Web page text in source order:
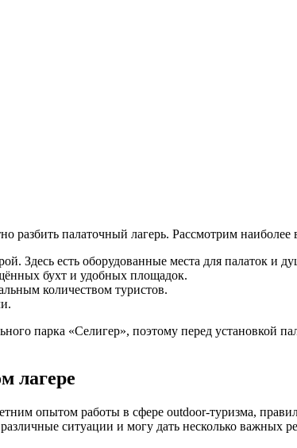
разбить палаточный лагерь. Рассмотрим
Здесь есть оборудованные места для палаток и
бухт и удобных площадок.
количеством туристов.
парка «Селигер», поэтому перед установкой
лагере
опытом работы в сфере outdoor-туризма,
ситуации и могу дать несколько важных